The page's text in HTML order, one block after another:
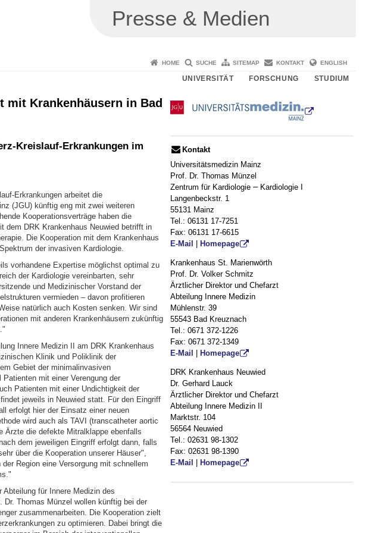
Presse & Medien
HOME SUCHE SITEMAP KONTAKT ENGLISH
UNIVERSITÄT FORSCHUNG STUDIUM
mit Krankenhäusern in Bad
Kreislauf-Erkrankungen im
Erkrankungen arbeitet die
(JGU) künftig eng mit zwei weiteren
Kooperationsverträge haben die
dem DRK Krankenhaus Neuwied betrifft in
Die Kooperation mit dem Krankenhaus
der invasiven Kardiologie.
vorhandene Expertise möglichst optimal zu
der Kardiologie vereinbarten, sehr
und Medizinischer Vorstand der
vermieden – davon profitieren
natürlich auch Kosten senken. Wir sind
mit anderen Krankenhäusern zukünftig
Innere Medizin II am DRK Krankenhaus
Klinik und Poliklinik der
Gebiet der minimalinvasiven
mit einer Verengung der
Patienten mit einer Undichtigkeit der
jeweils in Neuwied statt. Für den Eingriff
erfolgt hier der Einsatz einer neuen
wird auch als TAVI (transcatheter aortic
Ärzte die defekte Mitralklappe ebenfalls
dem jeweiligen Eingriff erfolgt dann, falls
über die Kooperation unserer Häuser",
Region eine Versorgung mit schnellem
für Innere Medizin des
Thomas Münzel wollen künftig bei der
zusammenarbeiten. Die Kooperation zielt
zu optimieren. Dabei bringt die
Kontakt
Universitätsmedizin Mainz
Prof. Dr. Thomas Münzel
Zentrum für Kardiologie –Kardiologie I
Langenbeckstr. 1
55131 Mainz
Tel.: 06131 17-7251
Fax: 06131 17-6615
E-Mail
Homepage
Krankenhaus St. Marienwörth
Prof. Dr. Volker Schmitz
Ärztlicher Direktor und Chefarzt
Abteilung Innere Medizin
Mühlenstr. 39
55543 Bad Kreuznach
Tel.: 0671 372-1226
Fax: 0671 372-1349
E-Mail
Homepage
DRK Krankenhaus Neuwied
Dr. Gerhard Lauck
Ärztlicher Direktor und Chefarzt
Abteilung Innere Medizin II
Marktstr. 104
56564 Neuwied
Tel.: 02631 98-1302
Fax: 02631 98-1390
E-Mail
Homepage